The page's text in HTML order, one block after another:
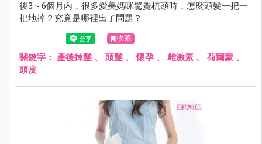
後3～6個月內，很多愛美媽咪驚覺梳頭時，怎麼頭髮一把一
把地掉？究竟是哪裡出了問題？
收藏
關鍵字： 產後掉髮 、 頭髮 、懷孕 、 雌激素 、 荷爾蒙 、
頭皮